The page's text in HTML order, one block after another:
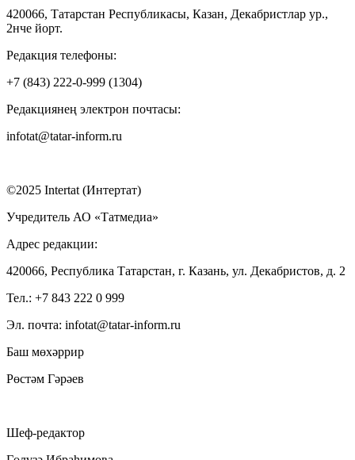
420066, Татарстан Республикасы, Казан, Декабристлар ур.,
2нче йорт.
Редакция телефоны:
+7 (843) 222-0-999 (1304)
Редакциянең электрон почтасы:
infotat@tatar-inform.ru
©2025 Intertat (Интертат)
Учредитель АО «Татмедиа»
Адрес редакции:
420066, Республика Татарстан, г. Казань, ул. Декабристов, д. 2
Тел.: +7 843 222 0 999
Эл. почта: infotat@tatar-inform.ru
Баш мөхәррир
Рөстәм Гәрәев
Шеф-редактор